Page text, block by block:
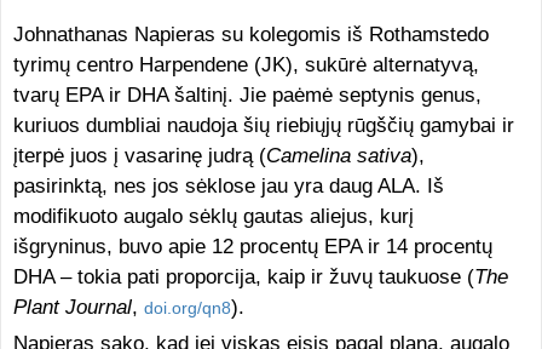
Johnathanas Napieras su kolegomis iš Rothamstedo
tyrimų centro Harpendene (JK), sukūrė alternatyvą,
tvarų EPA ir DHA šaltinį. Jie paėmė septynis genus,
kuriuos dumbliai naudoja šių riebiųjų rūgščių gamybai ir
įterpė juos į vasarinę judrą (Camelina sativa),
pasirinktą, nes jos sėklose jau yra daug ALA. Iš
modifikuoto augalo sėklų gautas aliejus, kurį
išgryninus, buvo apie 12 procentų EPA ir 14 procentų
DHA – tokia pati proporcija, kaip ir žuvų taukuose (The
Plant Journal, doi.org/qn8).
Napieras sako, kad jei viskas eisis pagal planą, augalo